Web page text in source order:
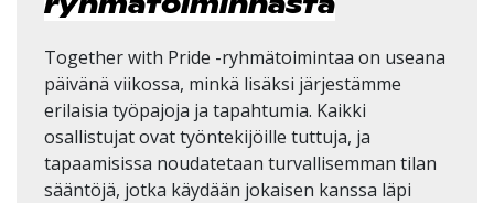
Together with Pride -ryhmätoimintaa on useana
päivänä viikossa, minkä lisäksi järjestämme
erilaisia työpajoja ja tapahtumia. Kaikki
osallistujat ovat työntekijöille tuttuja, ja
tapaamisissa noudatetaan turvallisemman tilan
sääntöjä, jotka käydään jokaisen kanssa läpi